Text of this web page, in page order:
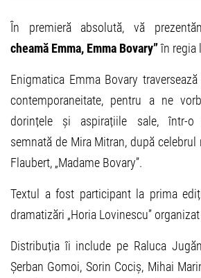
În premieră absolută, vă
cheamă Emma, Emma Bovary”în regia
Enigmatica Emma Bovary
contemporaneitate, pentru a ne
dorințele și aspirațiile sale, într-o
semnată de Mira Mitran, după
Flaubert, „Madame Bovary”.
Textul a fost participant la prima
dramatizări „Horia Lovinescu”
Distribuția îi include pe Raluca
Șerban Gomoi, Sorin Cociș, Mihai